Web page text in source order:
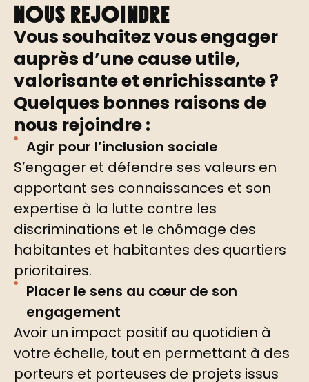
Nous rejoindre
Vous souhaitez vous engager
auprès d’une cause utile,
valorisante et enrichissante ?
Quelques bonnes raisons de
nous rejoindre :
Agir pour l’inclusion sociale
S’engager et défendre ses valeurs en
apportant ses connaissances et son
expertise à la lutte contre les
discriminations et le chômage des
habitantes et habitantes des quartiers
prioritaires.
Placer le sens au cœur de son
engagement
Avoir un impact positif au quotidien à
votre échelle, tout en permettant à des
porteurs et porteuses de projets issus